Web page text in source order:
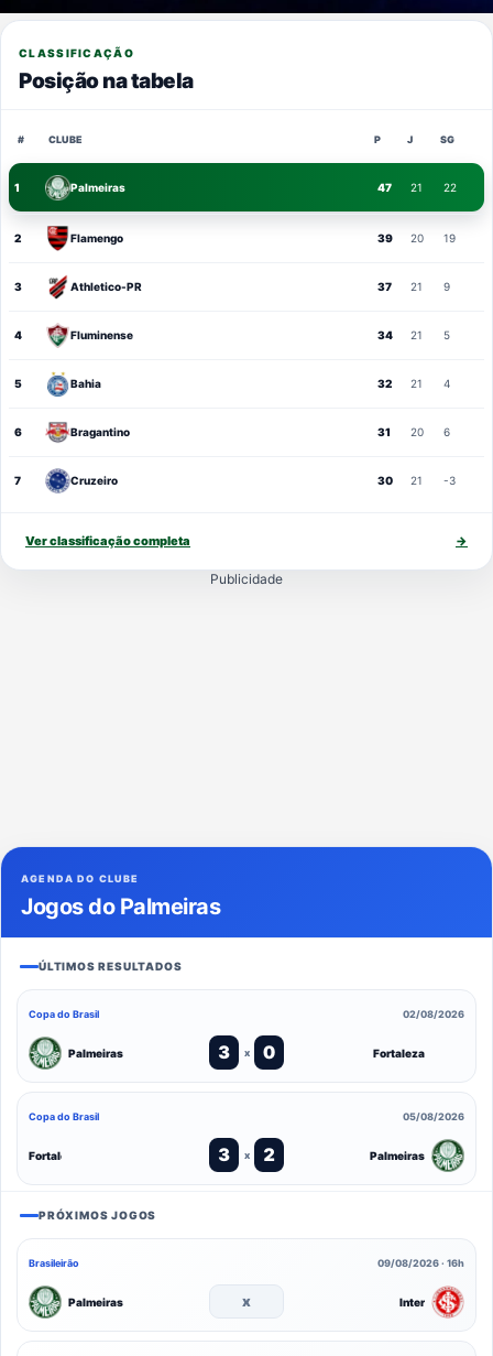
CLASSIFICAÇÃO
Posição na tabela
# CLUBE P J SG
1 Palmeiras 47 21 22
2 Flamengo 39 20 19
3 Athletico-PR 37 21 9
4 Fluminense 34 21 5
5 Bahia 32 21 4
6 Bragantino 31 20 6
7 Cruzeiro 30 21 -3
Ver classificação completa →
Publicidade
AGENDA DO CLUBE
Jogos do Palmeiras
ÚLTIMOS RESULTADOS
Copa do Brasil 02/08/2026
Palmeiras 3 x 0 Fortaleza
Copa do Brasil 05/08/2026
Fortaleza 3 x 2 Palmeiras
PRÓXIMOS JOGOS
Brasileirão 09/08/2026 · 16h
Palmeiras x Inter